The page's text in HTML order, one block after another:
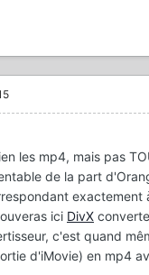
les mp4, mais pas
de la part
exactement
ici DivX
c'est quand
d'iMovie) en mp4